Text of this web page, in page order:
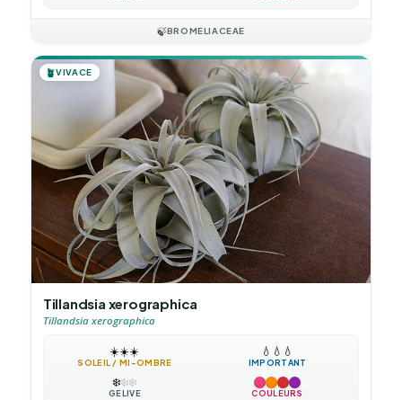
🍃BROMELIACEAE
🪴VIVACE
Tillandsia xerographica
Tillandsia xerographica
☀️☀️☀️
SOLEIL / MI-OMBRE
💧 💧 💧
IMPORTANT
❄️❄️❄️
GÉLIVE COULEURS